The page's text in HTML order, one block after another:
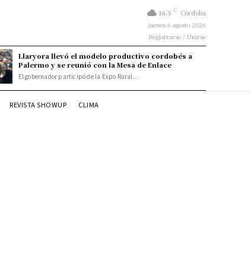
16.3 C Córdoba
jueves 6 agosto 2026
Registrarse / Unirse
Llaryora llevó el modelo productivo cordobés a
Palermo y se reunió con la Mesa de Enlace
El gobernador participó de la Expo Rural...
REVISTA SHOWUP CLIMA